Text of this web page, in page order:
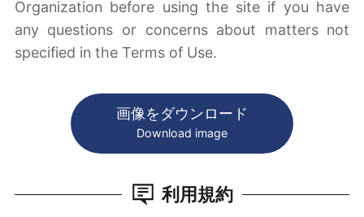
Organization before using the site if you have
any questions or concerns about matters not
specified in the Terms of Use.
画像をダウンロード
Download image
利用規約